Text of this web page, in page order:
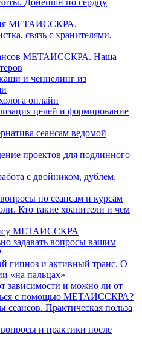
Донейшн по сердцу
МЕТАИССКРА.
связь с хранителями,
МЕТАИССКРА. Наша
и ченнелинг из
онлайн
целей и формирование
сеансам ведомой
проектов для подлинного
с двойником, дублем,
по сеансам и курсам
Кто такие хранители и чем
МЕТАИССКРА
задавать вопросы вашим
гипноз и активный транс. О
«на пальцах»
зависимости и можно ли от
с помощью МЕТАИССКРА?
сеансов. Практическая польза
и практики после